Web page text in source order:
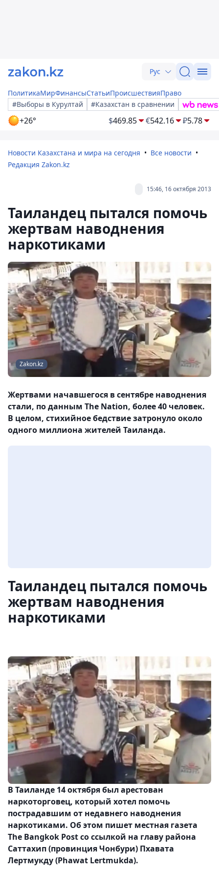
Рус
ПолитикаМирФинансыСтатьиПроисшествияПраво
#Выборы в Курултай
#Казахстан в сравнении
+26° $469.85 €542.16 ₽5.78
Новости Казахстана и мира на сегодня
Все новости
Редакция Zakon.kz
15:46, 16 октября 2013
Таиландец пытался помочь
жертвам наводнения
наркотиками
Zakon.kz
Жертвами начавшегося в сентябре наводнения
стали, по данным The Nation, более 40 человек.
В целом, стихийное бедствие затронуло около
одного миллиона жителей Таиланда.
Таиландец пытался помочь
жертвам наводнения
наркотиками
В Таиланде 14 октября был арестован
наркоторговец, который хотел помочь
пострадавшим от недавнего наводнения
наркотиками. Об этом пишет местная газета
The Bangkok Post со ссылкой на главу района
Саттахип (провинция Чонбури) Пхавата
Лертмукду (Phawat Lertmukda).